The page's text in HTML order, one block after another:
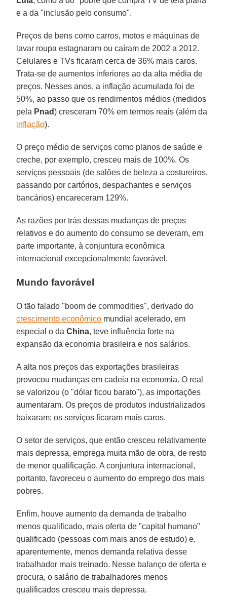
e a da "inclusão pelo consumo".
Preços de bens como carros, motos e máquinas de
lavar roupa estagnaram ou caíram de 2002 a 2012.
Celulares e TVs ficaram cerca de 36% mais caros.
Trata-se de aumentos inferiores ao da alta média de
preços. Nesses anos, a inflação acumulada foi de
50%, ao passo que os rendimentos médios (medidos
pela Pnad) cresceram 70% em termos reais (além da
inflação).
O preço médio de serviços como planos de saúde e
creche, por exemplo, cresceu mais de 100%. Os
serviços pessoais (de salões de beleza a costureiros,
passando por cartórios, despachantes e serviços
bancários) encareceram 129%.
As razões por trás dessas mudanças de preços
relativos e do aumento do consumo se deveram, em
parte importante, à conjuntura econômica
internacional excepcionalmente favorável.
Mundo favorável
O tão falado "boom de commodities", derivado do
crescimento econômico mundial acelerado, em
especial o daChina, teve influência forte na
expansão da economia brasileira e nos salários.
A alta nos preços das exportações brasileiras
provocou mudanças em cadeia na economia. O real
se valorizou (o "dólar ficou barato"), as importações
aumentaram. Os preços de produtos industrializados
baixaram; os serviços ficaram mais caros.
O setor de serviços, que então cresceu relativamente
mais depressa, emprega muita mão de obra, de resto
de menor qualificação. A conjuntura internacional,
portanto, favoreceu o aumento do emprego dos mais
pobres.
Enfim, houve aumento da demanda de trabalho
menos qualificado, mais oferta de "capital humano"
qualificado (pessoas com mais anos de estudo) e,
aparentemente, menos demanda relativa desse
trabalhador mais treinado. Nesse balanço de oferta e
procura, o salário de trabalhadores menos
qualificados cresceu mais depressa.